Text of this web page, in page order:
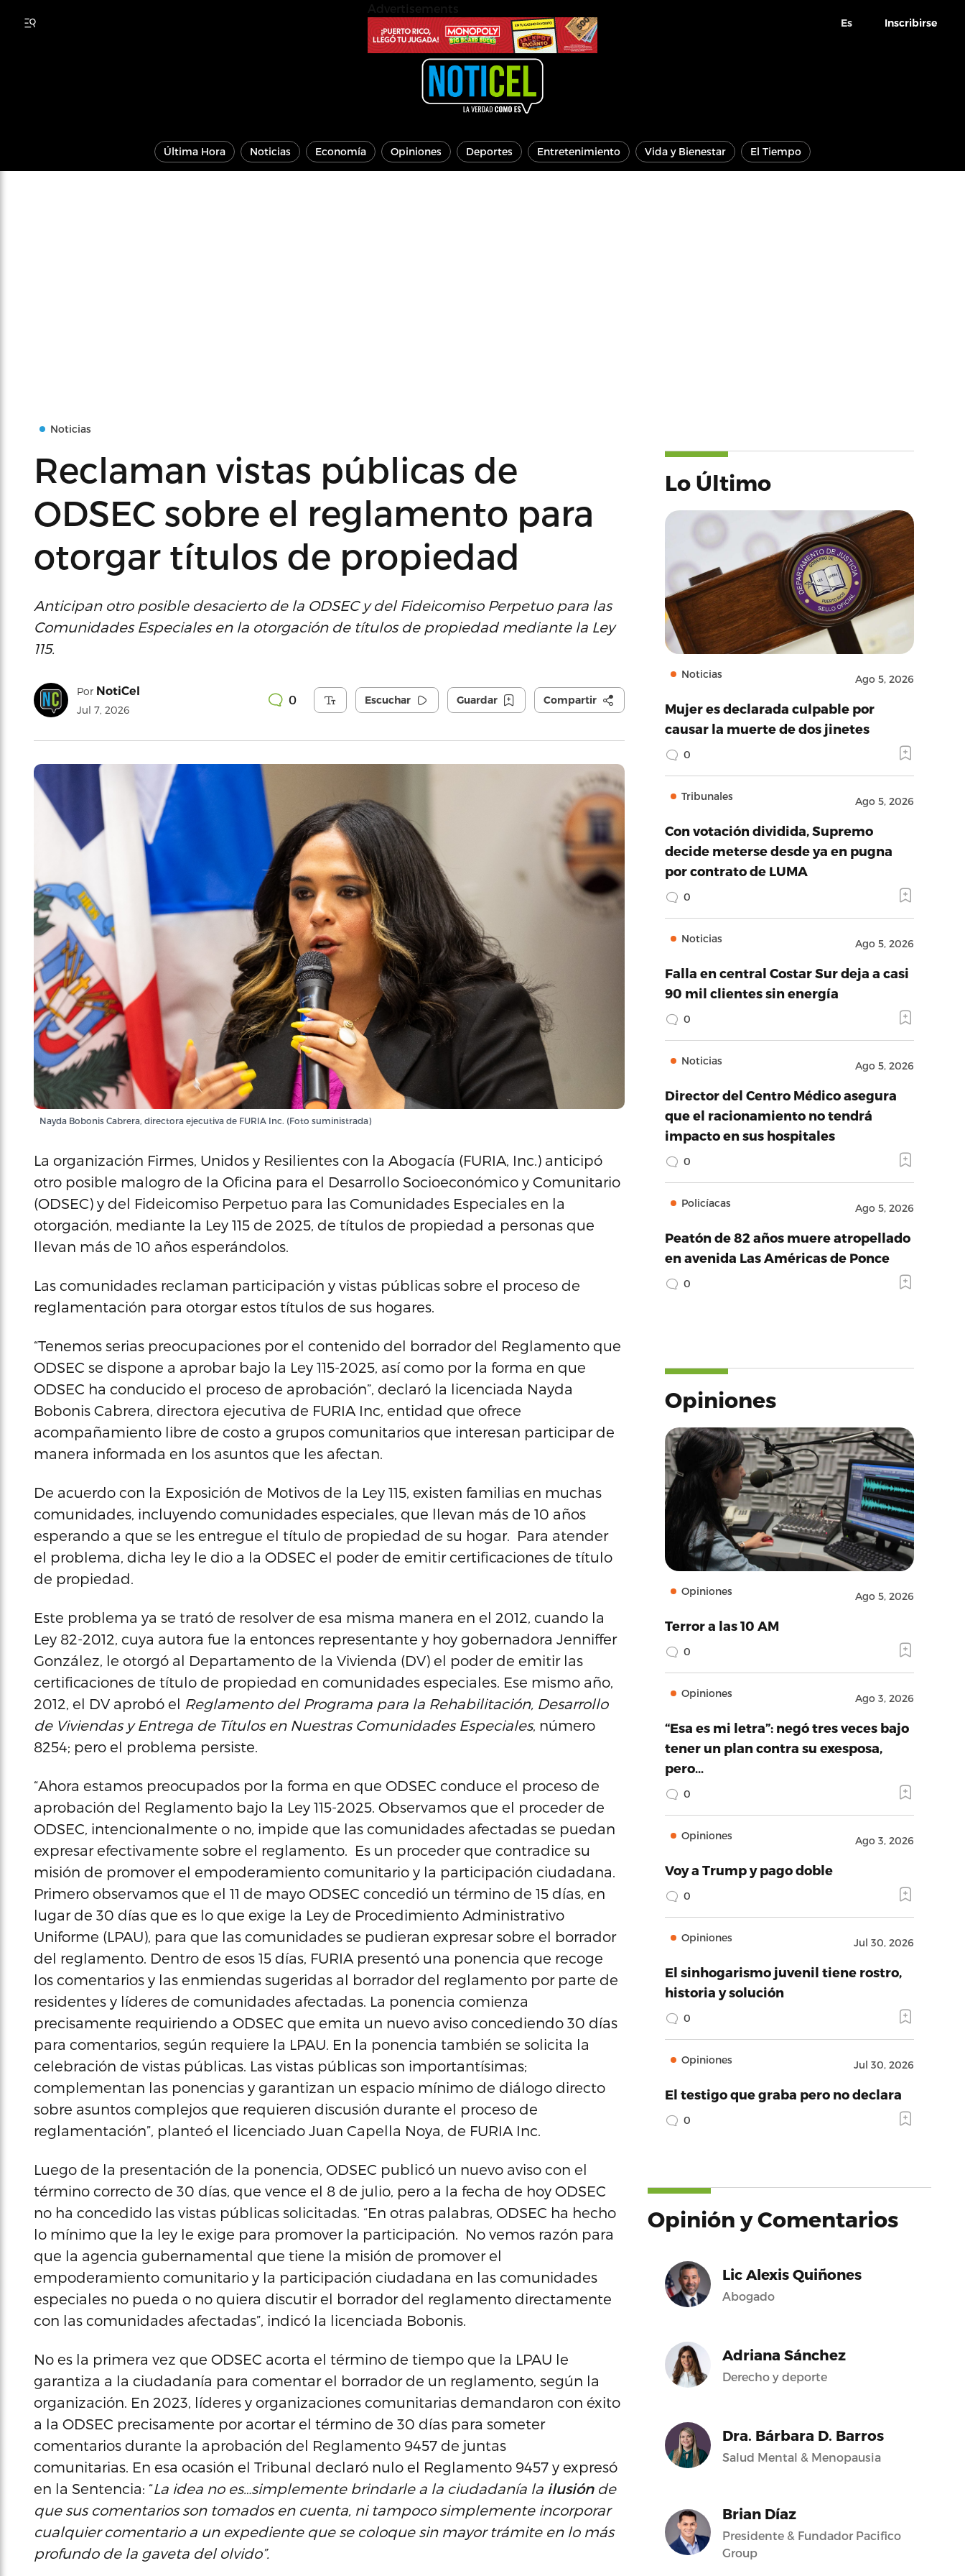
Es Inscribirse
Última Hora Noticias Economía Opiniones Deportes Entretenimiento Vida y Bienestar El Tiempo
Noticias
Reclaman vistas públicas de
ODSEC sobre el reglamento para
otorgar títulos de propiedad
Anticipan otro posible desacierto de la ODSEC y del Fideicomiso Perpetuo para las
Comunidades Especiales en la otorgación de títulos de propiedad mediante la Ley
115.
Por NotiCel
Jul 7, 2026
0 Escuchar Guardar Compartir
Nayda Bobonis Cabrera, directora ejecutiva de FURIA Inc. (Foto suministrada)
La organización Firmes, Unidos y Resilientes con la Abogacía (FURIA, Inc.) anticipó
otro posible malogro de la Oficina para el Desarrollo Socioeconómico y Comunitario
(ODSEC) y del Fideicomiso Perpetuo para las Comunidades Especiales en la
otorgación, mediante la Ley 115 de 2025, de títulos de propiedad a personas que
llevan más de 10 años esperándolos.
Las comunidades reclaman participación y vistas públicas sobre el proceso de
reglamentación para otorgar estos títulos de sus hogares.
“Tenemos serias preocupaciones por el contenido del borrador del Reglamento que
ODSEC se dispone a aprobar bajo la Ley 115-2025, así como por la forma en que
ODSEC ha conducido el proceso de aprobación”, declaró la licenciada Nayda
Bobonis Cabrera, directora ejecutiva de FURIA Inc, entidad que ofrece
acompañamiento libre de costo a grupos comunitarios que interesan participar de
manera informada en los asuntos que les afectan.
De acuerdo con la Exposición de Motivos de la Ley 115, existen familias en muchas
comunidades, incluyendo comunidades especiales, que llevan más de 10 años
esperando a que se les entregue el título de propiedad de su hogar. Para atender
el problema, dicha ley le dio a la ODSEC el poder de emitir certificaciones de título
de propiedad.
Este problema ya se trató de resolver de esa misma manera en el 2012, cuando la
Ley 82-2012, cuya autora fue la entonces representante y hoy gobernadora Jenniffer
González, le otorgó al Departamento de la Vivienda (DV) el poder de emitir las
certificaciones de título de propiedad en comunidades especiales. Ese mismo año,
2012, el DV aprobó el Reglamento del Programa para la Rehabilitación, Desarrollo
de Viviendas y Entrega de Títulos en Nuestras Comunidades Especiales, número
8254; pero el problema persiste.
“Ahora estamos preocupados por la forma en que ODSEC conduce el proceso de
aprobación del Reglamento bajo la Ley 115-2025. Observamos que el proceder de
ODSEC, intencionalmente o no, impide que las comunidades afectadas se puedan
expresar efectivamente sobre el reglamento. Es un proceder que contradice su
misión de promover el empoderamiento comunitario y la participación ciudadana.
Primero observamos que el 11 de mayo ODSEC concedió un término de 15 días, en
lugar de 30 días que es lo que exige la Ley de Procedimiento Administrativo
Uniforme (LPAU), para que las comunidades se pudieran expresar sobre el borrador
del reglamento. Dentro de esos 15 días, FURIA presentó una ponencia que recoge
los comentarios y las enmiendas sugeridas al borrador del reglamento por parte de
residentes y líderes de comunidades afectadas. La ponencia comienza
precisamente requiriendo a ODSEC que emita un nuevo aviso concediendo 30 días
para comentarios, según requiere la LPAU. En la ponencia también se solicita la
celebración de vistas públicas. Las vistas públicas son importantísimas;
complementan las ponencias y garantizan un espacio mínimo de diálogo directo
sobre asuntos complejos que requieren discusión durante el proceso de
reglamentación”, planteó el licenciado Juan Capella Noya, de FURIA Inc.
Luego de la presentación de la ponencia, ODSEC publicó un nuevo aviso con el
término correcto de 30 días, que vence el 8 de julio, pero a la fecha de hoy ODSEC
no ha concedido las vistas públicas solicitadas. “En otras palabras, ODSEC ha hecho
lo mínimo que la ley le exige para promover la participación. No vemos razón para
que la agencia gubernamental que tiene la misión de promover el
empoderamiento comunitario y la participación ciudadana en las comunidades
especiales no pueda o no quiera discutir el borrador del reglamento directamente
con las comunidades afectadas”, indicó la licenciada Bobonis.
No es la primera vez que ODSEC acorta el término de tiempo que la LPAU le
garantiza a la ciudadanía para comentar el borrador de un reglamento, según la
organización. En 2023, líderes y organizaciones comunitarias demandaron con éxito
a la ODSEC precisamente por acortar el término de 30 días para someter
comentarios durante la aprobación del Reglamento 9457 de juntas
comunitarias. En esa ocasión el Tribunal declaró nulo el Reglamento 9457 y expresó
en la Sentencia: “La idea no es…simplemente brindarle a la ciudadanía la ilusiónde
que sus comentarios son tomados en cuenta, ni tampoco simplemente incorporar
cualquier comentario a un expediente que se coloque sin mayor trámite en lo más
profundo de la gaveta del olvido”.
Lo Último
Noticias Ago 5, 2026
Mujer es declarada culpable por
causar la muerte de dos jinetes
0
Tribunales Ago 5, 2026
Con votación dividida, Supremo
decide meterse desde ya en pugna
por contrato de LUMA
0
Noticias Ago 5, 2026
Falla en central Costar Sur deja a casi
90 mil clientes sin energía
0
Noticias Ago 5, 2026
Director del Centro Médico asegura
que el racionamiento no tendrá
impacto en sus hospitales
0
Policíacas Ago 5, 2026
Peatón de 82 años muere atropellado
en avenida Las Américas de Ponce
0
Opiniones
Opiniones Ago 5, 2026
Terror a las 10 AM
0
Opiniones Ago 3, 2026
“Esa es mi letra”: negó tres veces bajo
tener un plan contra su exesposa,
pero…
0
Opiniones Ago 3, 2026
Voy a Trump y pago doble
0
Opiniones Jul 30, 2026
El sinhogarismo juvenil tiene rostro,
historia y solución
0
Opiniones Jul 30, 2026
El testigo que graba pero no declara
0
Opinión y Comentarios
Lic Alexis Quiñones
Abogado
Adriana Sánchez
Derecho y deporte
Dra. Bárbara D. Barros
Salud Mental & Menopausia
Brian Díaz
Presidente & Fundador Pacifico
Group